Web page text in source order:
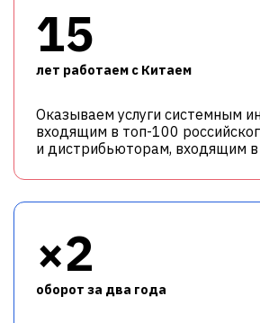
15
лет работаем с Китаем
Оказываем услуги системным
входящим в топ-100
и дистрибьюторам, входящим
×2
оборот за два года